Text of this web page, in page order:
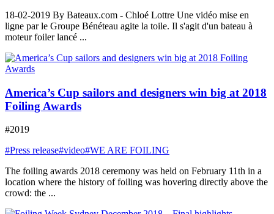
18-02-2019 By Bateaux.com - Chloé Lottre Une vidéo mise en
ligne par le Groupe Bénéteau agite la toile. Il s'agit d'un bateau à
moteur foiler lancé ...
America’s Cup sailors and designers win big at 2018
Foiling Awards
#2019
#Press release#video#WE ARE FOILING
The foiling awards 2018 ceremony was held on February 11th in a
location where the history of foiling was hovering directly above the
crowd: the ...